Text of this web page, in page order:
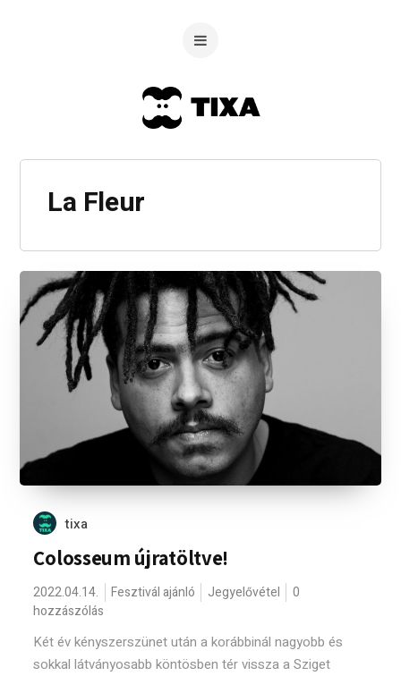
La Fleur
tixa
Colosseum újratöltve!
2022.04.14. Fesztivál ajánló Jegyelővétel
0
hozzászólás
Két év kényszerszünet után a korábbinál nagyobb és
sokkal látványosabb köntösben tér vissza a Sziget